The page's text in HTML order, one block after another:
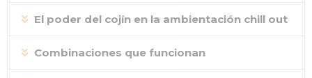
El poder del cojín en la ambientación chill out
Combinaciones que funcionan